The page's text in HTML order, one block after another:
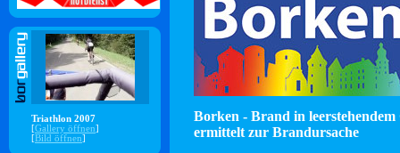
Triathlon 2007
[Gallery öffnen]
[Bild öffnen]
Borken - Brand in leerstehendem
ermittelt zur Brandursache